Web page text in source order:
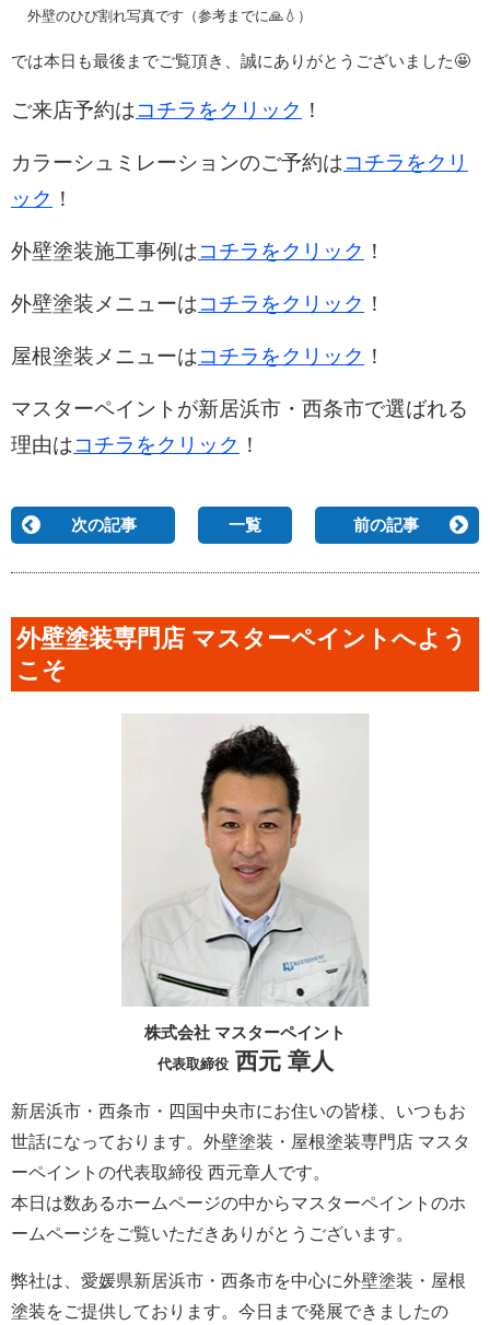
外壁のひび割れ写真です（参考までに🙏💧）
では本日も最後までご覧頂き、誠にありがとうございました🤩
ご来店予約はコチラをクリック ！
カラーシュミレーションのご予約はコチラをクリ
ック ！
外壁塗装施工事例はコチラをクリック ！
外壁塗装メニューはコチラをクリック ！
屋根塗装メニューはコチラをクリック ！
マスターペイントが新居浜市・西条市で選ばれる
理由はコチラをクリック ！
次の記事 一覧 前の記事
外壁塗装専門店 マスターペイントへよう
こそ
株式会社 マスターペイント
代表取締役西元 章人
新居浜市・西条市・四国中央市にお住いの皆様、いつもお
世話になっております。外壁塗装・屋根塗装専門店 マスタ
ーペイントの代表取締役 西元章人です。
本日は数あるホームページの中からマスターペイントのホ
ームページをご覧いただきありがとうございます。
弊社は、愛媛県新居浜市・西条市を中心に外壁塗装・屋根
塗装をご提供しております。今日まで発展できましたの